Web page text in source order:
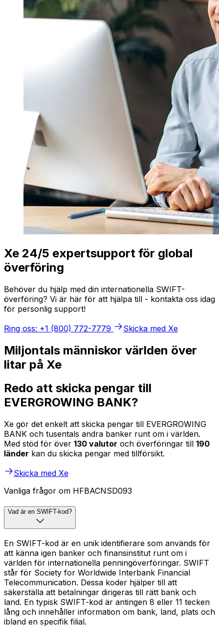
Xe 24/5 expertsupport för global
överföring
Behöver du hjälp med din internationella SWIFT-
överföring? Vi är här för att hjälpa till - kontakta oss idag
för personlig support!
Ring oss: +1 (800) 772-7779
Skicka med Xe
Miljontals människor världen över
litar på Xe
Redo att skicka pengar till
EVERGROWING BANK?
Xe gör det enkelt att skicka pengar till EVERGROWING
BANK och tusentals andra banker runt om i världen.
Med stöd för över 130 valutor och överföringar till 190
länder kan du skicka pengar med tillförsikt.
Skicka med Xe
Vanliga frågor om HFBACNSD093
Vad är en SWIFT-kod?
En SWIFT-kod är en unik identifierare som används för
att känna igen banker och finansinstitut runt om i
världen för internationella penningöverföringar. SWIFT
står för Society for Worldwide Interbank Financial
Telecommunication. Dessa koder hjälper till att
säkerställa att betalningar dirigeras till rätt bank och
land. En typisk SWIFT-kod är antingen 8 eller 11 tecken
lång och innehåller information om bank, land, plats och
ibland en specifik filial.